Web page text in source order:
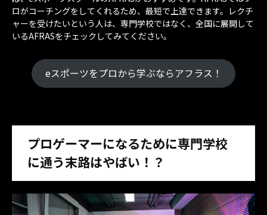
ロがコーチングをしてくれるため、最短で上達できます。レクチ
ャーを受けたいという人は、専門学校ではなく、全国に展開して
いるAFRASをチェックしてみてください。
eスポーツをプロから学ぶならアフラス！
プロゲーマーになるために専門学校
に通う末路はやばい！？